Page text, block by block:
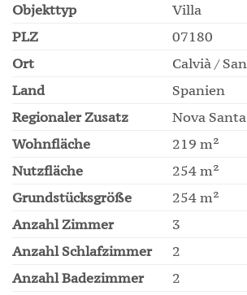
Objekttyp
Villa
PLZ
07180
Ort
Calvià /
Land
Spanien
Regionaler Zusatz
Nova
Wohnfläche
219 m²
Nutzfläche
254 m²
Grundstücksgröße
254 m²
Anzahl Zimmer
3
Anzahl Schlafzimmer
2
Anzahl Badezimmer
2